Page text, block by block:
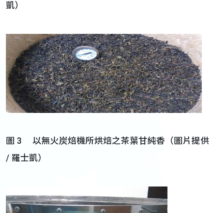
凱）
圖 3 以無火炭焙機所烘焙之茶葉甘純香（圖片提供
/ 羅士凱）